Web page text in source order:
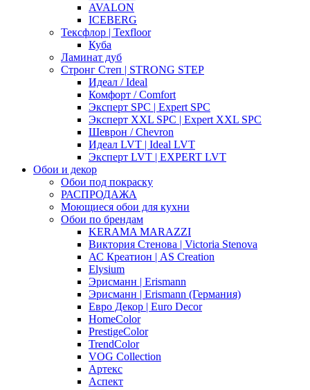
AVALON
ICEBERG
Тексфлор | Texfloor
Куба
Ламинат дуб
Стронг Степ | STRONG STEP
Идеал / Ideal
Комфорт / Comfort
Эксперт SPC | Expert SPC
Эксперт XXL SPC | Expert XXL SPC
Шеврон / Chevron
Идеал LVT | Ideal LVT
Эксперт LVT | EXPERT LVT
Обои и декор
Обои под покраску
РАСПРОДАЖА
Моющиеся обои для кухни
Обои по брендам
KERAMA MARAZZI
Виктория Стенова | Victoria Stenova
АС Креатион | AS Creation
Elysium
Эрисманн | Erismann
Эрисманн | Erismann (Германия)
Евро Декор | Euro Decor
HomeColor
PrestigeColor
TrendColor
VOG Collection
Артекс
Аспект